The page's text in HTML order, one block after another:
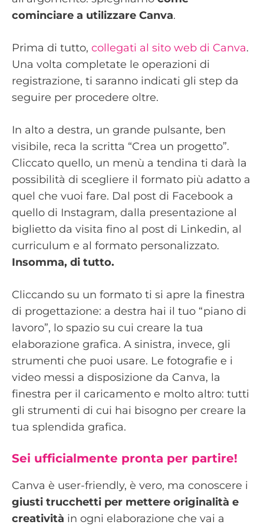
cominciare a utilizzare Canva.
Prima di tutto, collegati al sito web di Canva.
Una volta completate le operazioni di
registrazione, ti saranno indicati gli step da
seguire per procedere oltre.
In alto a destra, un grande pulsante, ben
visibile, reca la scritta “Crea un progetto”.
Cliccato quello, un menù a tendina ti darà la
possibilità di scegliere il formato più adatto a
quel che vuoi fare. Dal post di Facebook a
quello di Instagram, dalla presentazione al
biglietto da visita fino al post di Linkedin, al
curriculum e al formato personalizzato.
Insomma, di tutto.
Cliccando su un formato ti si apre la finestra
di progettazione: a destra hai il tuo “piano di
lavoro”, lo spazio su cui creare la tua
elaborazione grafica. A sinistra, invece, gli
strumenti che puoi usare. Le fotografie e i
video messi a disposizione da Canva, la
finestra per il caricamento e molto altro: tutti
gli strumenti di cui hai bisogno per creare la
tua splendida grafica.
Sei ufficialmente pronta per partire!
Canva è user-friendly, è vero, ma conoscere i
giusti trucchetti per mettere originalità e
creatività in ogni elaborazione che vai a